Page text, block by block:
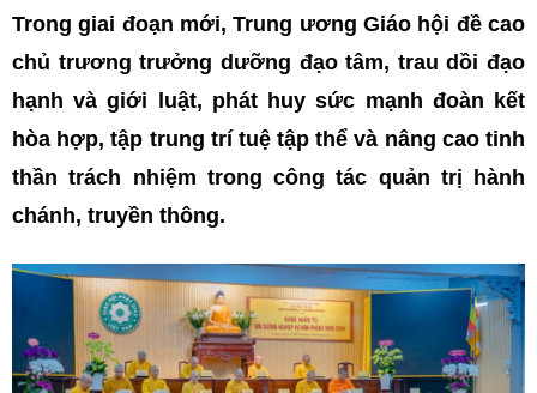
Trong giai đoạn mới, Trung ương Giáo hội đề cao
chủ trương trưởng dưỡng đạo tâm, trau dồi đạo
hạnh và giới luật, phát huy sức mạnh đoàn kết
hòa hợp, tập trung trí tuệ tập thể và nâng cao tinh
thần trách nhiệm trong công tác quản trị hành
chánh, truyền thông.